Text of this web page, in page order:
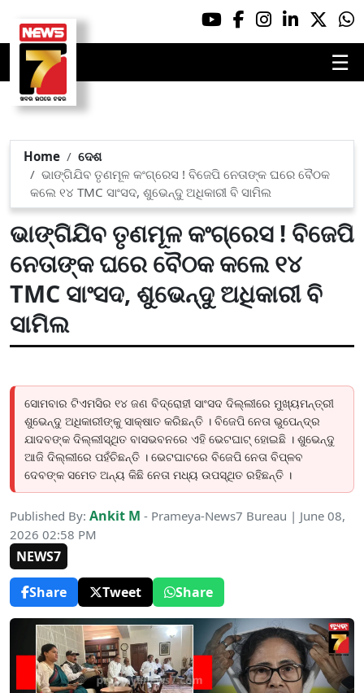
☰
Home
ଦେଶ
ଭାଙ୍ଗିଯିବ ତୃଣମୂଳ କଂଗ୍ରେସ ! ବିଜେପି ନେତାଙ୍କ ଘରେ ବୈଠକ
କଲେ ୧୪ TMC ସାଂସଦ, ଶୁଭେନ୍ଦୁ ଅଧିକାରୀ ବି ସାମିଲ
ଭାଙ୍ଗିଯିବ ତୃଣମୂଳ କଂଗ୍ରେସ ! ବିଜେପି
ନେତାଙ୍କ ଘରେ ବୈଠକ କଲେ ୧୪
TMC ସାଂସଦ, ଶୁଭେନ୍ଦୁ ଅଧିକାରୀ ବି
ସାମିଲ
ସୋମବାର ଟିଏମସିର ୧୪ ଜଣ ବିଦ୍ରୋହୀ ସାଂସଦ ଦିଲ୍ଲୀରେ ମୁଖ୍ୟମନ୍ତ୍ରୀ
ଶୁଭେନ୍ଦୁ ଅଧିକାରୀଙ୍କୁ ସାକ୍ଷାତ କରିଛନ୍ତି । ବିଜେପି ନେତା ଭୁପେନ୍ଦ୍ର
ଯାଦବଙ୍କ ଦିଲ୍ଲୀସ୍ଥିତ ବାସଭବନରେ ଏହି ଭେଟଘାଟ୍ ହୋଇଛି । ଶୁଭେନ୍ଦୁ
ଆଜି ଦିଲ୍ଲୀରେ ପହଁଚିଛନ୍ତି । ଭେଟଘାଟରେ ବିଜେପି ନେତା ବିପ୍ଳବ
ଦେବଙ୍କ ସମେତ ଅନ୍ୟ କିଛି ନେତା ମଧ୍ୟ ଉପସ୍ଥିତ ରହିଛନ୍ତି ।
Published By: Ankit M - Prameya-News7 Bureau | June 08,
2026 02:58 PM
NEWS7
Share
Tweet Share